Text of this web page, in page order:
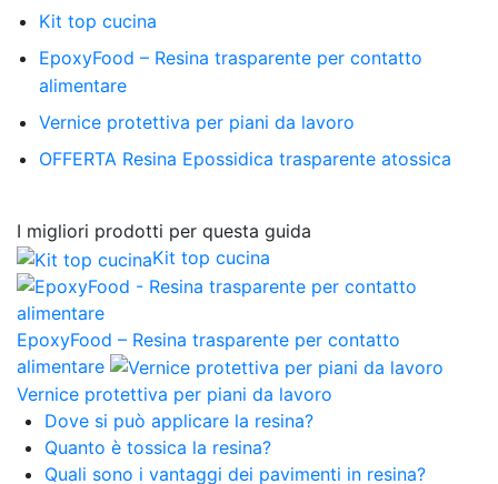
Kit top cucina
EpoxyFood – Resina trasparente per contatto
alimentare
Vernice protettiva per piani da lavoro
OFFERTA Resina Epossidica trasparente atossica
I migliori prodotti per questa guida
Kit top cucina
EpoxyFood – Resina trasparente per contatto
alimentare
Vernice protettiva per piani da lavoro
Dove si può applicare la resina?
Quanto è tossica la resina?
Quali sono i vantaggi dei pavimenti in resina?